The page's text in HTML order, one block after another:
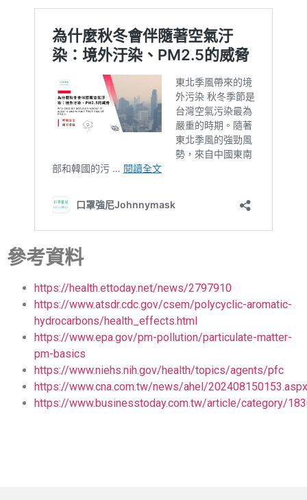
參考資料
https://health.ettoday.net/news/2797910
https://www.atsdr.cdc.gov/csem/polycyclic-aromatic-
hydrocarbons/health_effects.html
https://www.epa.gov/pm-pollution/particulate-matter-
pm-basics
https://www.niehs.nih.gov/health/topics/agents/pfc
https://www.cna.com.tw/news/ahel/202408150153.aspx
https://www.businesstoday.com.tw/article/category/